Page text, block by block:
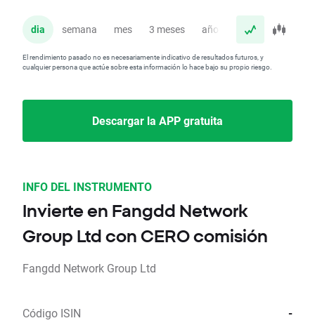
dia semana mes 3 meses año
El rendimiento pasado no es necesariamente indicativo de resultados futuros, y
cualquier persona que actúe sobre esta información lo hace bajo su propio riesgo.
Descargar la APP gratuita
INFO DEL INSTRUMENTO
Invierte en Fangdd Network
Group Ltd con CERO comisión
Fangdd Network Group Ltd
Código ISIN -